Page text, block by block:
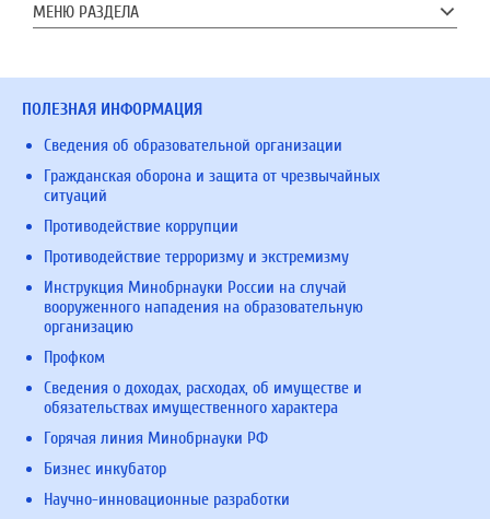
МЕНЮ РАЗДЕЛА
ПОЛЕЗНАЯ ИНФОРМАЦИЯ
Сведения об образовательной организации
Гражданская оборона и защита от чрезвычайных
ситуаций
Противодействие коррупции
Противодействие терроризму и экстремизму
Инструкция Минобрнауки России на случай
вооруженного нападения на образовательную
организацию
Профком
Сведения о доходах, расходах, об имуществе и
обязательствах имущественного характера
Горячая линия Минобрнауки РФ
Бизнес инкубатор
Научно-инновационные разработки